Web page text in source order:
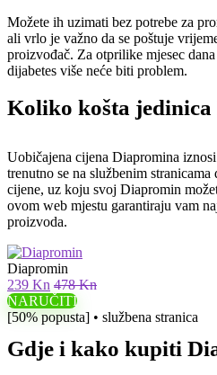
Možete ih uzimati bez potrebe za
ali vrlo je važno da se poštuje
proizvođač. Za otprilike mjesec
dijabetes više neće biti problem.
Koliko košta
Uobičajena cijena Diapromina
trenutno se na službenim
cijene, uz koju svoj Diapromin
ovom web mjestu garantiraju vam
proizvoda.
Diapromin
239 Kn 478 Kn
NARUČITI
[50% popusta] • službena stranica
Gdje i kako kupiti